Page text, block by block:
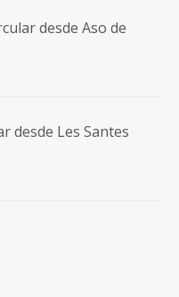
desde Aso de
desde Les Santes